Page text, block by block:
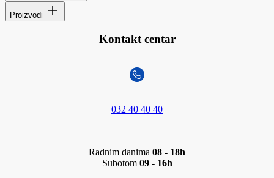
Proizvodi
Kontakt centar
032 40 40 40
Radnim danima 08 - 18h
Subotom 09 - 16h